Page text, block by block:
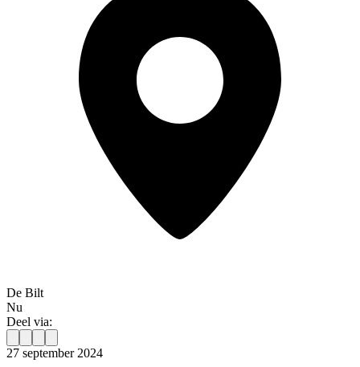
De Bilt
Nu
Deel via:
27 september 2024